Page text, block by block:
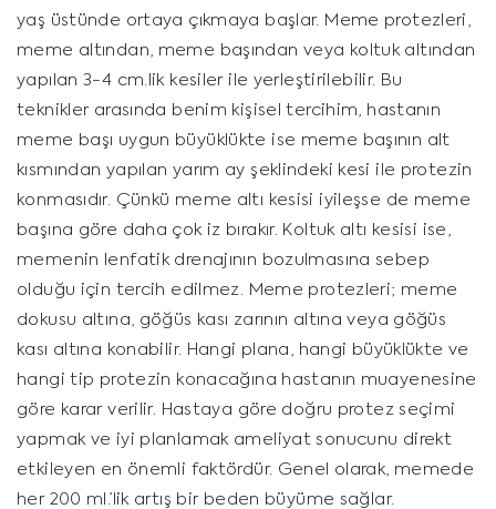
yaş üstünde ortaya çıkmaya başlar. Meme protezleri,
meme altından, meme başından veya koltuk altından
yapılan 3-4 cm.lik kesiler ile yerleştirilebilir. Bu
teknikler arasında benim kişisel tercihim, hastanın
meme başı uygun büyüklükte ise meme başının alt
kısmından yapılan yarım ay şeklindeki kesi ile protezin
konmasıdır. Çünkü meme altı kesisi iyileşse de meme
başına göre daha çok iz bırakır. Koltuk altı kesisi ise,
memenin lenfatik drenajının bozulmasına sebep
olduğu için tercih edilmez. Meme protezleri; meme
dokusu altına, göğüs kası zarının altına veya göğüs
kası altına konabilir. Hangi plana, hangi büyüklükte ve
hangi tip protezin konacağına hastanın muayenesine
göre karar verilir. Hastaya göre doğru protez seçimi
yapmak ve iyi planlamak ameliyat sonucunu direkt
etkileyen en önemli faktördür. Genel olarak, memede
her 200 ml.’lik artış bir beden büyüme sağlar.